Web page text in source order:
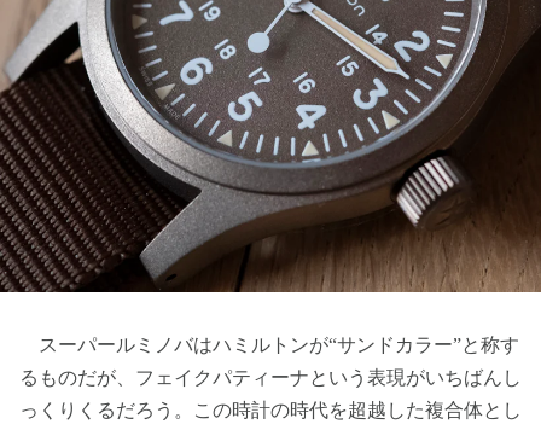
スーパールミノバはハミルトンが“サンドカラー”と称す
るものだが、フェイクパティーナという表現がいちばんし
っくりくるだろう。この時計の時代を超越した複合体とし